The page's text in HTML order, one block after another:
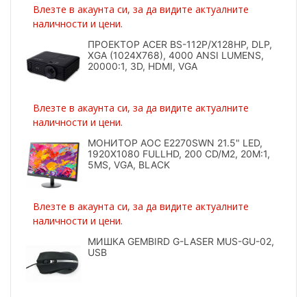
Влезте в акаунта си, за да видите актуалните
наличности и цени.
ПРОЕКТОР ACER BS-112P/X128HP, DLP,
XGA (1024X768), 4000 ANSI LUMENS,
20000:1, 3D, HDMI, VGA
Влезте в акаунта си, за да видите актуалните
наличности и цени.
МОНИТОР AOC E2270SWN 21.5" LED,
1920X1080 FULLHD, 200 CD/M2, 20M:1,
5MS, VGA, BLACK
Влезте в акаунта си, за да видите актуалните
наличности и цени.
МИШКА GEMBIRD G-LASER MUS-GU-02,
USB